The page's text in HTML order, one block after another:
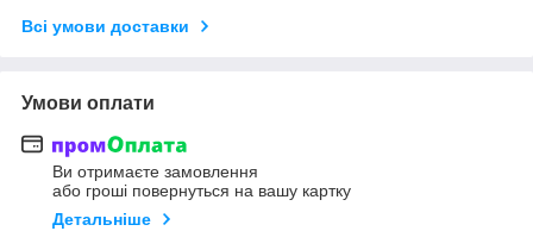
Всі умови доставки
Умови оплати
Ви отримаєте замовлення
або гроші повернуться на вашу картку
Детальніше